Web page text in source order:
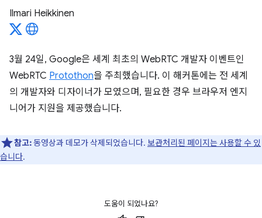
Ilmari Heikkinen
3월 24일, Google은 세계 최초의 WebRTC 개발자 이벤트인
WebRTC Protothon을 주최했습니다. 이 해커톤에는 전 세계
의 개발자와 디자이너가 모였으며, 필요한 경우 브라우저 엔지
니어가 지원을 제공했습니다.
참고:동영상과 데모가 삭제되었습니다. 보관처리된 페이지는 사용할 수 있
습니다.
도움이 되었나요?